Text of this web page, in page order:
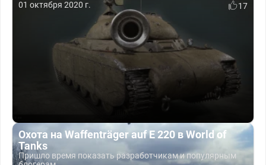
01 октября 2020 г. 17
Охота на Waffenträger auf E 220 в World of
Tanks
Пришло время показать разработчикам и популярным